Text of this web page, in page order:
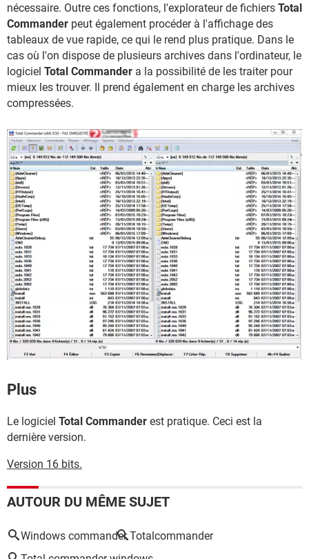
nécessaire. Outre ces fonctions, l'explorateur de fichiers Total
Commander peut également procéder à l'affichage des
tableaux de vue rapide, ce qui le rend plus pratique. Dans le
cas où l'on dispose de plusieurs archives dans l'ordinateur, le
logiciel Total Commander a la possibilité de les traiter pour
mieux les trouver. Il prend également en charge les archives
compressées.
Plus
Le logiciel Total Commander est pratique. Ceci est la
dernière version.
Version 16 bits.
AUTOUR DU MÊME SUJET
Windows commander Totalcommander